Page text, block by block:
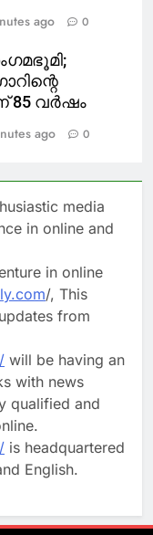
ago 0
85 വര്‍ഷം
ago 0
media
in online and
in online
/, This
from
will be having an
with news
qualified and
is headquartered
English.